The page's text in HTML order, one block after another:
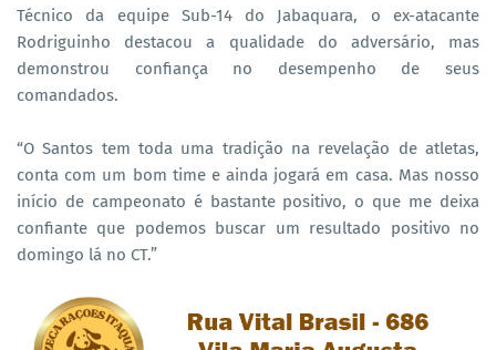
Técnico da equipe Sub-14 do Jabaquara, o ex-atacante
Rodriguinho destacou a qualidade do adversário, mas
demonstrou confiança no desempenho de seus
comandados.
“O Santos tem toda uma tradição na revelação de atletas,
conta com um bom time e ainda jogará em casa. Mas nosso
início de campeonato é bastante positivo, o que me deixa
confiante que podemos buscar um resultado positivo no
domingo lá no CT.”